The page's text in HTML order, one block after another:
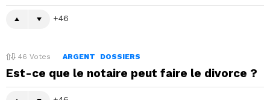
46
46 Votes ARGENT DOSSIERS
Est-ce que le notaire peut faire le divorce ?